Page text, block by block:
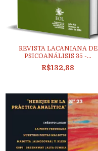
REVISTA LACANIANA DE
PSICOANÁLISIS 35 -...
R$132,88